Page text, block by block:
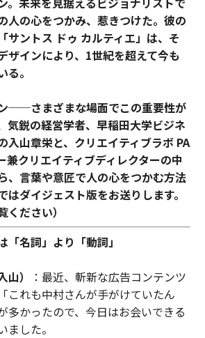
人の心をつかみ、惹きつけた。彼の
サントス ドゥ カルティエ」は、そ
ザインにより、1世紀を超えて今も
。
──さまざまな場面でこの重要性が
気鋭の経営学者、早稲田大学ビジネ
入山章栄と、クリエイティブラボ PA
兼クリエイティブディレクターの中
、言葉や意匠で人の心をつかむ方法
はダイジェスト版をお送りします。
ください）
「名詞」より「動詞」
）
：最近、斬新な広告コンテンツ
これも中村さんが手がけていたん
多かったので、今日はお会いできる
ました。